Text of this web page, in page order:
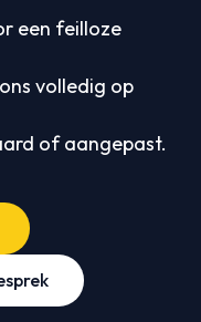
een feilloze
volledig op
of aangepast.